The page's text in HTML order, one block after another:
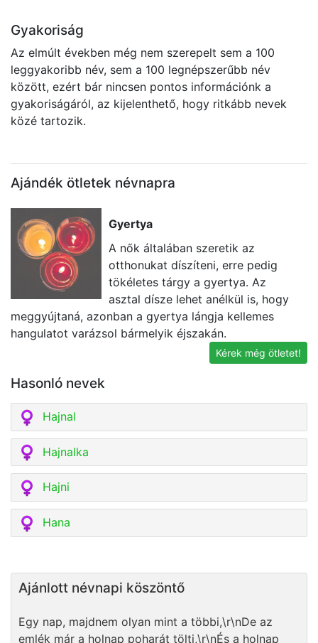
Gyakoriság
Az elmúlt években még nem szerepelt sem a 100
leggyakoribb név, sem a 100 legnépszerűbb név
között, ezért bár nincsen pontos információnk a
gyakoriságáról, az kijelenthető, hogy ritkább nevek
közé tartozik.
Ajándék ötletek névnapra
Gyertya
A nők általában szeretik az
otthonukat díszíteni, erre pedig
tökéletes tárgy a gyertya. Az
asztal dísze lehet anélkül is, hogy
meggyújtaná, azonban a gyertya lángja kellemes
hangulatot varázsol bármelyik éjszakán.
Kérek még ötletet!
Hasonló nevek
Hajnal
Hajnalka
Hajni
Hana
Ajánlott névnapi köszöntő
Egy nap, majdnem olyan mint a többi,\r\nDe az
emlék már a holnap poharát tölti,\r\nÉs a holnap